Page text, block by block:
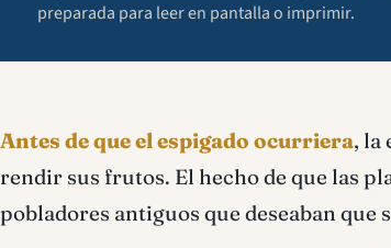
preparada para leer en pantalla o imprimir.
Antes de que el espigado ocurriera, la
rendir sus frutos. El hecho de que las
pobladores antiguos que deseaban que